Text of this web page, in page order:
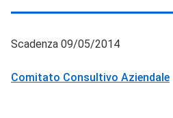
Scadenza 09/05/2014
Comitato Consultivo Aziendale